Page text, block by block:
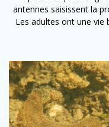
antennes saisissent la
Les adultes ont une vie